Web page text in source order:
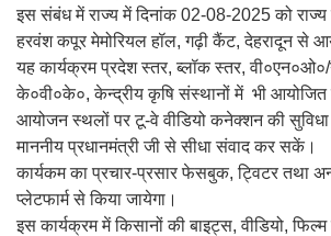
इस संबंध में राज्य में दिनांक 02-08-2025 को राज्य
हरवंश कपूर मेमोरियल हॉल, गढ़ी कैंट, देहरादून से
यह कार्यक्रम प्रदेश स्तर, ब्लॉक स्तर, वी०एन०ओ०/
के०वी०के०, केन्द्रीय कृषि संस्थानों में भी आयोजित
आयोजन स्थलों पर टू-वे वीडियो कनेक्शन की
माननीय प्रधानमंत्री जी से सीधा संवाद कर सकें।
कार्यकम का प्रचार-प्रसार फेसबुक, ट्विटर तथा
प्लेटफार्म से किया जायेगा।
इस कार्यक्रम में किसानों की बाइट्स, वीडियो, फिल्म